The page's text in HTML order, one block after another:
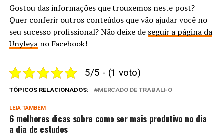
Gostou das informações que trouxemos neste post?
Quer conferir outros conteúdos que vão ajudar você no
seu sucesso profissional? Não deixe de seguir a página da
Unyleyano Facebook!
5/5 - (1 voto)
TÓPICOS RELACIONADOS: MERCADO DE TRABALHO
LEIA TAMBÉM
6 melhores dicas sobre como ser mais produtivo no dia
a dia de estudos